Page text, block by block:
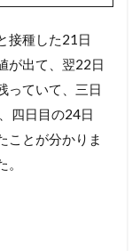
接種した21日
が出て、翌22日
っていて、三日
四日目の24日
ことが分かりま